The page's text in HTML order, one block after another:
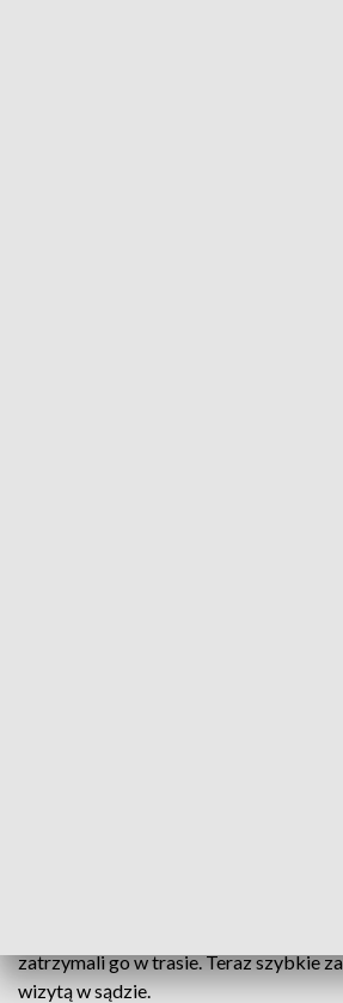
zatrzymali go w trasie. Teraz szybkie
wizytą w sądzie.